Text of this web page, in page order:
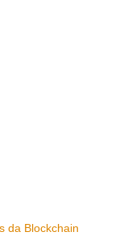
da Blockchain